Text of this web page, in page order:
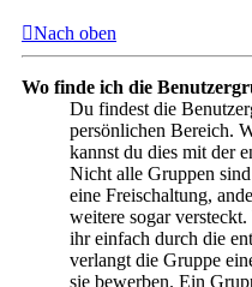
Nach oben
Wo finde ich die
Du findest die
persönlichen Bereich.
kannst du dies mit der
Nicht alle Gruppen
eine Freischaltung,
weitere sogar
ihr einfach durch die
verlangt die Gruppe
sie bewerben. Ein